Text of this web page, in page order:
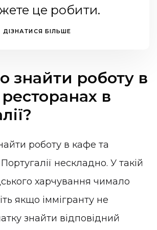
це робити.
ДІЗНАТИСЯ БІЛЬШЕ
знайти роботу в
в
роботу в кафе та
нескладно. У такій
харчування чимало
якщо іммігранту не
знайти відповідний